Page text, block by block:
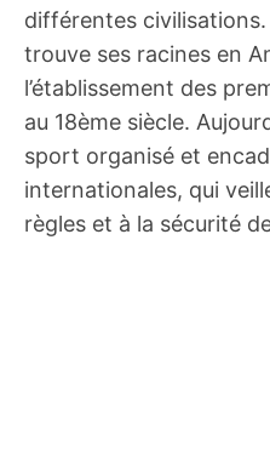
différentes
trouve ses racines en
l’établissement des
au 18ème siècle.
sport organisé et
internationales, qui
règles et à la sécurité